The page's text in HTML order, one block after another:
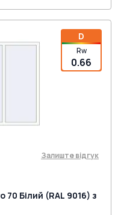
D
Rw
0.66
Залиште відгук
70 Білий (RAL 9016) з